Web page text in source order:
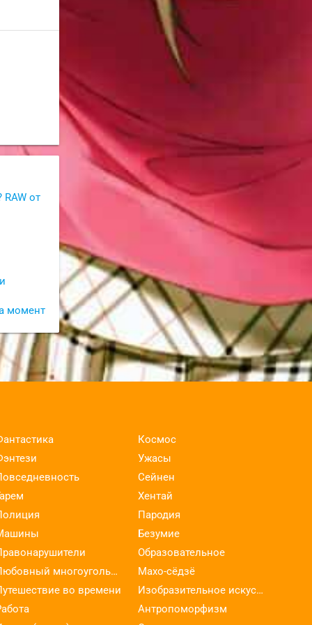
от
момент
Космос
Ужасы
Сейнен
Хентай
Пародия
Безумие
Образовательное
Любовный многоугольник
Махо-сёдзё
во времени
Изобразительное искусство
Антропоморфизм